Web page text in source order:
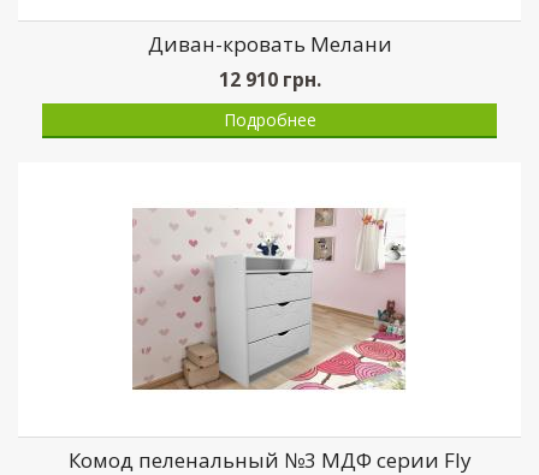
Диван-кровать Мелани
12 910грн.
Подробнее
Комод пеленальный №3 МДФ серии Fly